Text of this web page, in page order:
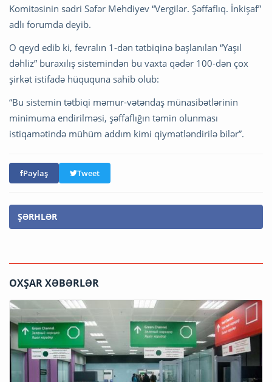
Komitəsinin sədri Səfər Mehdiyev “Vergilər. Şəffaflıq. İnkişaf”
adlı forumda deyib.
O qeyd edib ki, fevralın 1-dən tətbiqinə başlanılan “Yaşıl
dəhliz” buraxılış sistemindən bu vaxta qədər 100-dən çox
şirkət istifadə hüququna sahib olub:
“Bu sistemin tətbiqi məmur-vətəndaş münasibətlərinin
minimuma endirilməsi, şəffaflığın təmin olunması
istiqamətində mühüm addım kimi qiymətləndirilə bilər”.
Paylaş Tweet
ŞƏRHLƏR
OXŞAR XƏBƏRLƏR